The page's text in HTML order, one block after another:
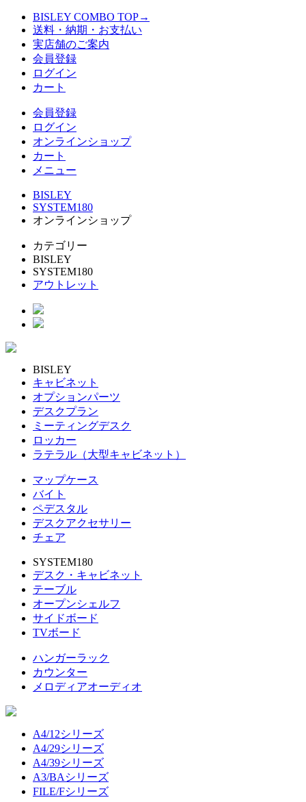
BISLEY COMBO TOP→
送料・納期・お支払い
実店舗のご案内
会員登録
ログイン
カート
会員登録
ログイン
オンラインショップ
カート
メニュー
BISLEY
SYSTEM180
オンラインショップ
カテゴリー
BISLEY
SYSTEM180
アウトレット
BISLEY
キャビネット
オプションパーツ
デスクプラン
ミーティングデスク
ロッカー
ラテラル（大型キャビネット）
マップケース
バイト
ペデスタル
デスクアクセサリー
チェア
SYSTEM180
デスク・キャビネット
テーブル
オープンシェルフ
サイドボード
TVボード
ハンガーラック
カウンター
メロディアオーディオ
A4/12シリーズ
A4/29シリーズ
A4/39シリーズ
A3/BAシリーズ
FILE/Fシリーズ